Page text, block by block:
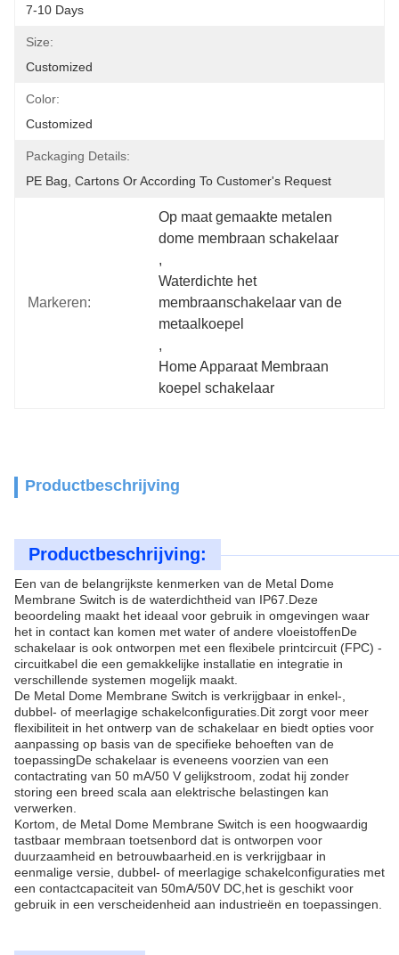
7-10 Days
Size:
Customized
Color:
Customized
Packaging Details:
PE Bag, Cartons Or According To Customer's Request
Markeren:
Op maat gemaakte metalen
dome membraan schakelaar
,
Waterdichte het
membraanschakelaar van de
metaalkoepel
,
Home Apparaat Membraan
koepel schakelaar
Productbeschrijving
Productbeschrijving:
Een van de belangrijkste kenmerken van de Metal Dome
Membrane Switch is de waterdichtheid van IP67.Deze
beoordeling maakt het ideaal voor gebruik in omgevingen waar
het in contact kan komen met water of andere vloeistoffenDe
schakelaar is ook ontworpen met een flexibele printcircuit (FPC) -
circuitkabel die een gemakkelijke installatie en integratie in
verschillende systemen mogelijk maakt.
De Metal Dome Membrane Switch is verkrijgbaar in enkel-,
dubbel- of meerlagige schakelconfiguraties.Dit zorgt voor meer
flexibiliteit in het ontwerp van de schakelaar en biedt opties voor
aanpassing op basis van de specifieke behoeften van de
toepassingDe schakelaar is eveneens voorzien van een
contactrating van 50 mA/50 V gelijkstroom, zodat hij zonder
storing een breed scala aan elektrische belastingen kan
verwerken.
Kortom, de Metal Dome Membrane Switch is een hoogwaardig
tastbaar membraan toetsenbord dat is ontworpen voor
duurzaamheid en betrouwbaarheid.en is verkrijgbaar in
eenmalige versie, dubbel- of meerlagige schakelconfiguraties met
een contactcapaciteit van 50mA/50V DC,het is geschikt voor
gebruik in een verscheidenheid aan industrieën en toepassingen.